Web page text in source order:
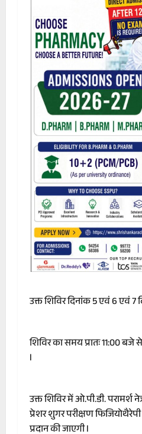
उक्त शिविर दिनांक 5 एवं 6 एवं 7
शिविर का समय प्रातः 11:00
l
उक्त शिविर में ओ.पी.डी. परामर्श
प्रेशर शुगर परीक्षण
प्रदान की जाएगी l